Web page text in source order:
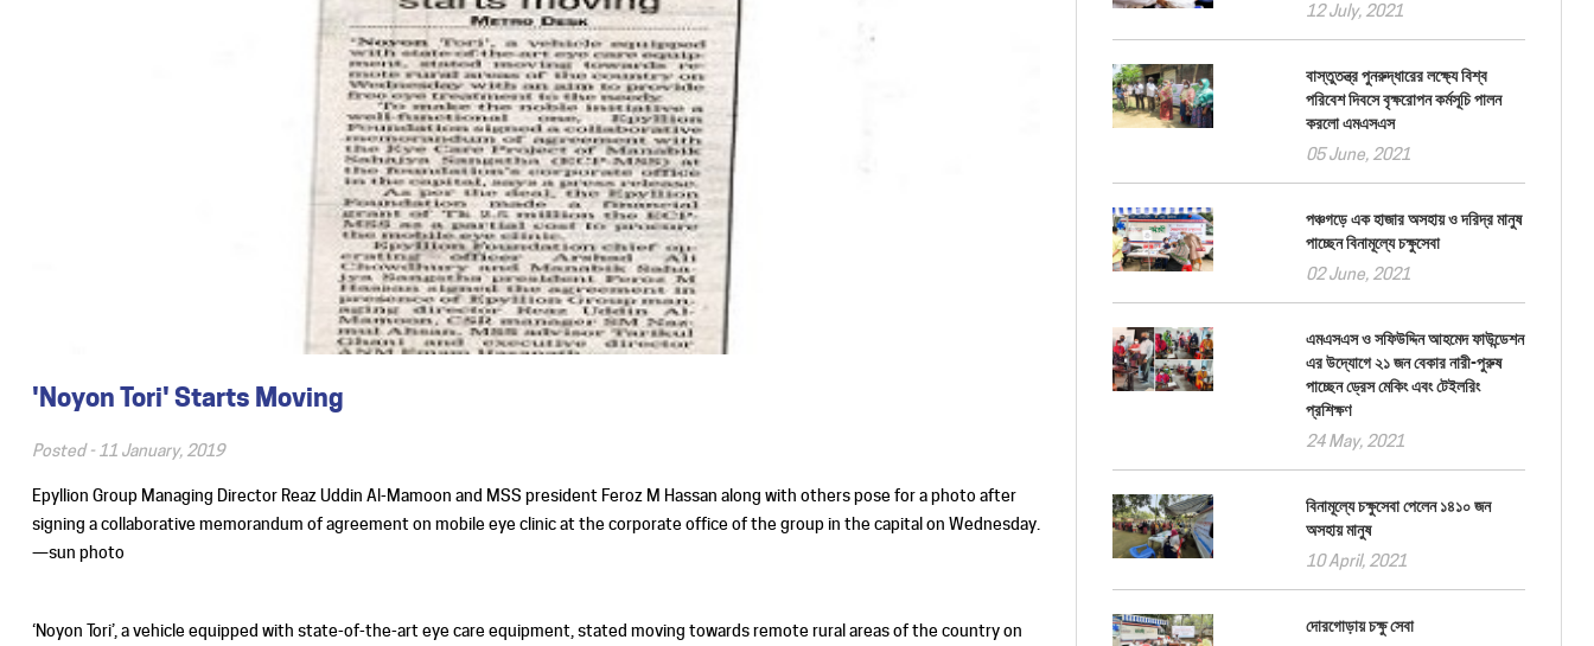
'Noyon Tori' Starts Moving
Posted - 11 January, 2019
Epyllion Group Managing Director Reaz Uddin Al-Mamoon and MSS president Feroz M Hassan along with others pose for a photo after
signing a collaborative memorandum of agreement on mobile eye clinic at the corporate office of the group in the capital on Wednesday.
—sun photo
‘Noyon Tori’, a vehicle equipped with state-of-the-art eye care equipment, stated moving towards remote rural areas of the country on
12 July, 2021
বাস্তুতন্ত্র পুনরুদ্ধারের লক্ষ্যে বিশ্ব
পরিবেশ দিবসে বৃক্ষরোপন কর্মসূচি পালন
করলো এমএসএস
05 June, 2021
পঞ্চগড়ে এক হাজার অসহায় ও দরিদ্র মানুষ
পাচ্ছেন বিনামূল্যে চক্ষুসেবা
02 June, 2021
এমএসএস ও সফিউদ্দিন আহমেদ ফাউন্ডেশন
এর উদ্যোগে ২১ জন বেকার নারী-পুরুষ
পাচ্ছেন ড্রেস মেকিং এবং টেইলরিং
প্রশিক্ষণ
24 May, 2021
বিনামূল্যে চক্ষুসেবা পেলেন ১৪১০ জন
অসহায় মানুষ
10 April, 2021
দোরগোড়ায় চক্ষু সেবা